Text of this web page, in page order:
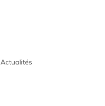
Actualités